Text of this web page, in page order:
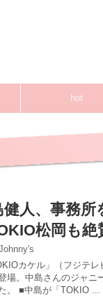
hot
人、事務
松岡も絶
カケル」（フジテ
場。中島さんのジャニ
。 ■中島が「TOKIO ...